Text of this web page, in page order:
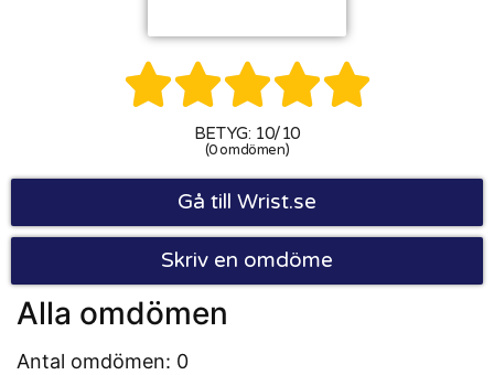

BETYG: 10/10
(0 omdömen)
Gå till Wrist.se
Skriv en omdöme
Alla omdömen
Antal omdömen: 0